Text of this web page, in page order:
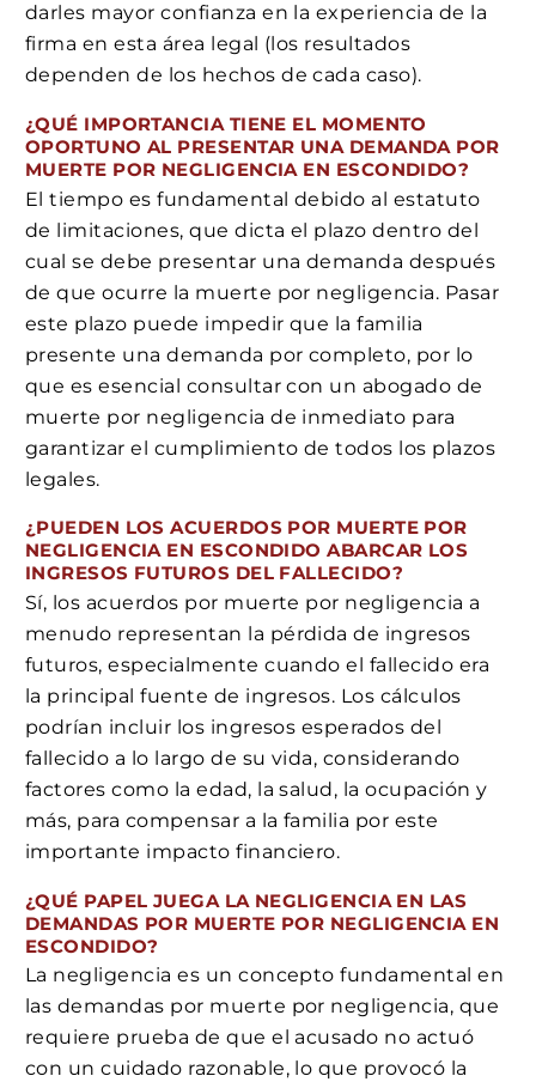
darles mayor confianza en la experiencia de la
firma en esta área legal (los resultados
dependen de los hechos de cada caso).
¿QUÉ IMPORTANCIA TIENE EL MOMENTO
OPORTUNO AL PRESENTAR UNA DEMANDA POR
MUERTE POR NEGLIGENCIA EN ESCONDIDO?
El tiempo es fundamental debido al estatuto
de limitaciones, que dicta el plazo dentro del
cual se debe presentar una demanda después
de que ocurre la muerte por negligencia. Pasar
este plazo puede impedir que la familia
presente una demanda por completo, por lo
que es esencial consultar con un abogado de
muerte por negligencia de inmediato para
garantizar el cumplimiento de todos los plazos
legales.
¿PUEDEN LOS ACUERDOS POR MUERTE POR
NEGLIGENCIA EN ESCONDIDO ABARCAR LOS
INGRESOS FUTUROS DEL FALLECIDO?
Sí, los acuerdos por muerte por negligencia a
menudo representan la pérdida de ingresos
futuros, especialmente cuando el fallecido era
la principal fuente de ingresos. Los cálculos
podrían incluir los ingresos esperados del
fallecido a lo largo de su vida, considerando
factores como la edad, la salud, la ocupación y
más, para compensar a la familia por este
importante impacto financiero.
¿QUÉ PAPEL JUEGA LA NEGLIGENCIA EN LAS
DEMANDAS POR MUERTE POR NEGLIGENCIA EN
ESCONDIDO?
La negligencia es un concepto fundamental en
las demandas por muerte por negligencia, que
requiere prueba de que el acusado no actuó
con un cuidado razonable, lo que provocó la